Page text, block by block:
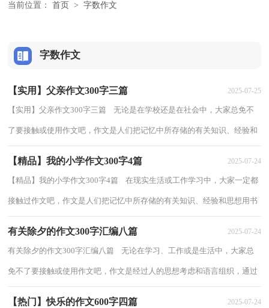
当前位置： 首页 > 字数作文
字数作文
【实用】父亲作文300字三篇 2025-07-25
【实用】父亲作文300字三篇 无论是在学校还是在社会中，大家总免不
了要接触或使用作文吧，作文是人们把记忆中所存储的有关知识、经验和
【精品】我的小学作文300字4篇 2025-07-24
【精品】我的小学作文300字4篇 在现实生活或工作学习中，大家一定都
接触过作文吧，作文是人们把记忆中所存储的有关知识、经验和思想用书
有关除夕的作文300字汇编八篇 2025-07-24
有关除夕的作文300字汇编八篇 无论在学习、工作或是生活中，大家总
免不了要接触或使用作文吧，作文是经过人的思想考虑和语言组织，通过
【热门】快乐的作文600字四篇 2025-07-24